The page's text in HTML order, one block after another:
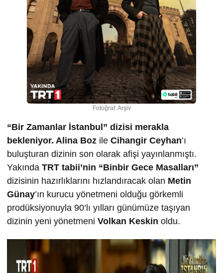
Fotoğraf: Arşiv
“Bir Zamanlar İstanbul” dizisi merakla
bekleniyor. Alina Boz ile Cihangir Ceyhan’ı
buluşturan dizinin son olarak afişi yayınlanmıştı.
Yakında TRT tabii’nin “Binbir Gece Masalları”
dizisinin hazırlıklarını hızlandıracak olan Metin
Günay’ın kurucu yönetmeni olduğu görkemli
prodüksiyonuyla 90’lı yılları günümüze taşıyan
dizinin yeni yönetmeni Volkan Keskin oldu.